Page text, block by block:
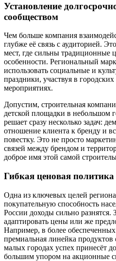
Установление
сообществом
Чем больше компания
глубже её связь с аудиторией.
мест, где сильны традиционные
особенности. Региональный
использовать социальные и
праздники, участвуя в
мероприятиях.
Допустим, строительная
детской площадки в небольшом
решает сразу несколько задач:
отношение клиента к бренду и
повестку. Это не просто
связей между брендом и
доброе имя этой самой
Гибкая ценовая политика
Одна из ключевых целей
покупательную способность
России доходы сильно разнятся.
адаптировать цены или же
Например, в более
премиальная линейка продуктов
малых городах успех принесёт
большим упором на акционные